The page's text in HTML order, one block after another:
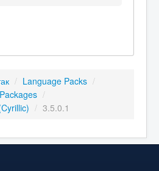
/ Language Packs /
/
/ 3.5.0.1